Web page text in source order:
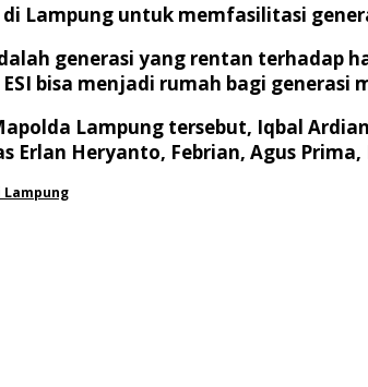
di Lampung untuk memfasilitasi
generasi yang rentan terhadap
ESI bisa menjadi rumah bagi
Lampung tersebut, Iqbal
Erlan Heryanto, Febrian, Agus
Lampung